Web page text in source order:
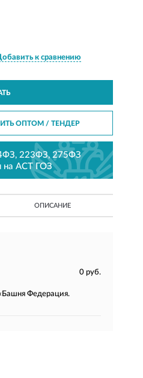
к сравнению
ОПТОМ/ ТЕНДЕР
223ФЗ, 275ФЗ
на АСТ ГОЗ
ОПИСАНИЕ
0 руб.
Федерация.